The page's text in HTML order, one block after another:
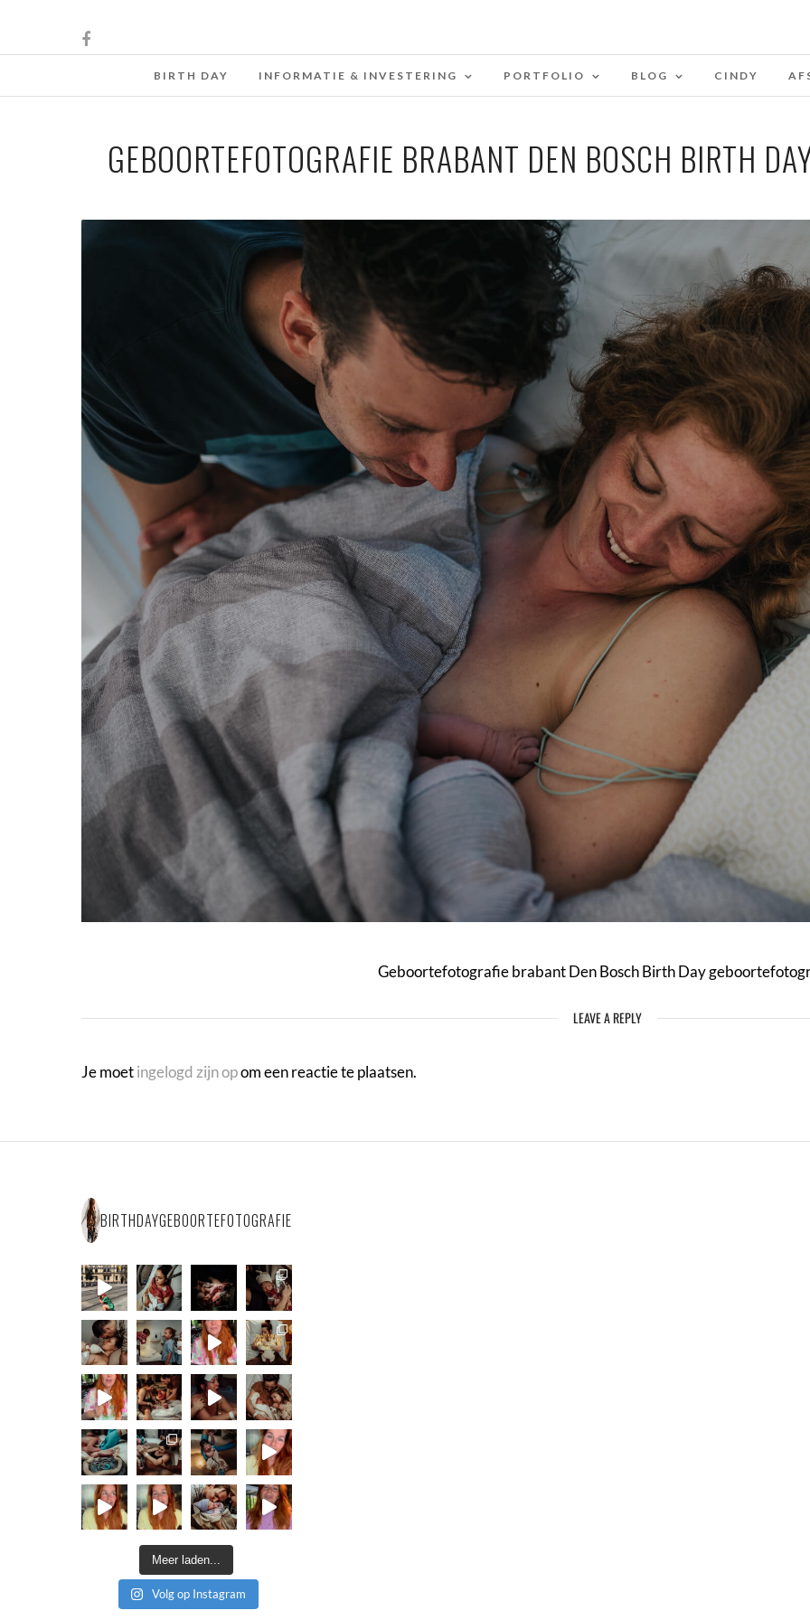
BIRTH DAY INFORMATIE & INVESTERING PORTFOLIO BLOG CINDY
GEBOORTEFOTOGRAFIE BRABANT DEN BOSCH BIRTH
Geboortefotografie brabant Den Bosch Birth Day
LEAVE A REPLY
Je moetingelogd zijn opom een reactie te plaatsen.
BIRTHDAYGEBOORTEFOTOGRAFIE
Meer laden...
Volg op Instagram